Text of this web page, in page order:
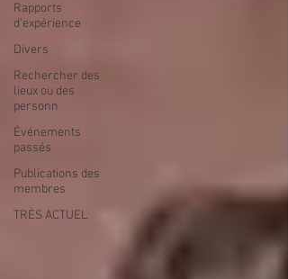
Rapports
d'expérience
Divers
Rechercher des
lieux ou des
personn
Événements
passés
Publications des
membres
TRÈS ACTUEL